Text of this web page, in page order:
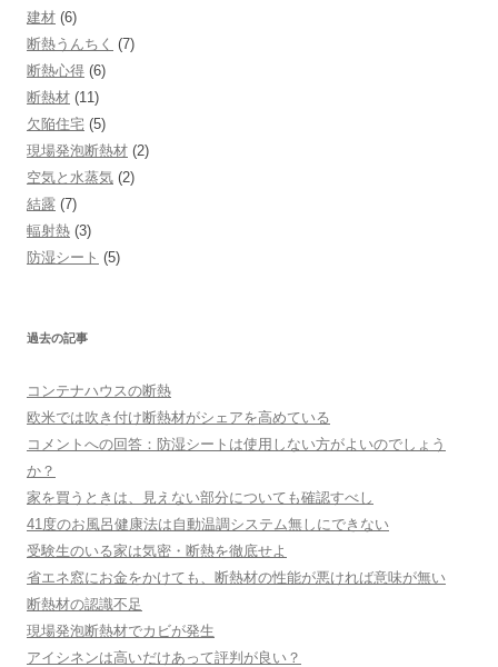
建材 (6)
断熱うんちく (7)
断熱心得 (6)
断熱材 (11)
欠陥住宅 (5)
現場発泡断熱材 (2)
空気と水蒸気 (2)
結露 (7)
輻射熱 (3)
防湿シート (5)
過去の記事
コンテナハウスの断熱
欧米では吹き付け断熱材がシェアを高めている
コメントへの回答：防湿シートは使用しない方がよいのでしょう
か？
家を買うときは、見えない部分についても確認すべし
41度のお風呂健康法は自動温調システム無しにできない
受験生のいる家は気密・断熱を徹底せよ
省エネ窓にお金をかけても、断熱材の性能が悪ければ意味が無い
断熱材の認識不足
現場発泡断熱材でカビが発生
アイシネンは高いだけあって評判が良い？